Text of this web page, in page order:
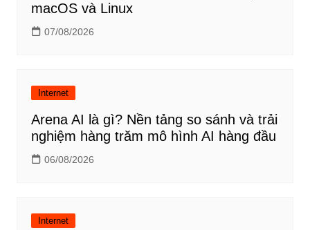
macOS và Linux
07/08/2026
Internet
Arena AI là gì? Nền tảng so sánh và trải
nghiệm hàng trăm mô hình AI hàng đầu
06/08/2026
Internet